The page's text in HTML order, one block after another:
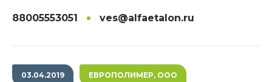
88005553051 ves@alfaetalon.ru
03.04.2019 ЕВРОПОЛИМЕР, ООО